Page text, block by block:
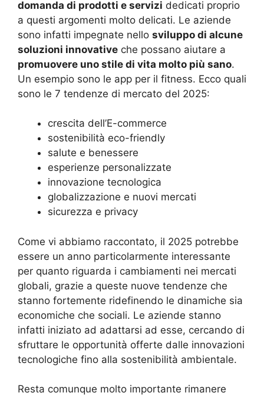
domanda di prodotti e servizi dedicati proprio
a questi argomenti molto delicati. Le aziende
sono infatti impegnate nello sviluppo di alcune
soluzioni innovative che possano aiutare a
promuovere uno stile di vita molto più sano.
Un esempio sono le app per il fitness. Ecco quali
sono le 7 tendenze di mercato del 2025:
crescita dell’E-commerce
sostenibilità eco-friendly
salute e benessere
esperienze personalizzate
innovazione tecnologica
globalizzazione e nuovi mercati
sicurezza e privacy
Come vi abbiamo raccontato, il 2025 potrebbe
essere un anno particolarmente interessante
per quanto riguarda i cambiamenti nei mercati
globali, grazie a queste nuove tendenze che
stanno fortemente ridefinendo le dinamiche sia
economiche che sociali. Le aziende stanno
infatti iniziato ad adattarsi ad esse, cercando di
sfruttare le opportunità offerte dalle innovazioni
tecnologiche fino alla sostenibilità ambientale.
Resta comunque molto importante rimanere